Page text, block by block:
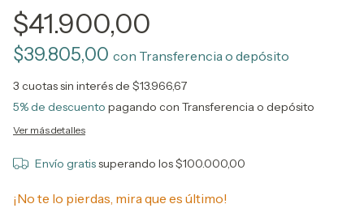
$41.900,00
$39.805,00 con Transferencia o depósito
3 cuotas sin interés de $13.966,67
5% de descuento pagando con Transferencia o depósito
Ver más detalles
Envío gratissuperando los$100.000,00
¡No te lo pierdas, mira que es último!